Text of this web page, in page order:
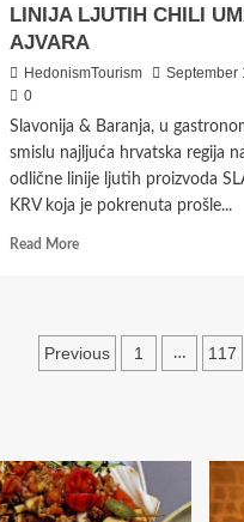
LINIJA LJUTIH CHILI
AJVARA
HedonismTourism
September
0
Slavonija & Baranja, u
smislu najljuća hrvatska regija
odlične linije ljutih proizvoda
KRV koja je pokrenuta prošle...
Read MoreRead
–
UMAKA
I
AJVARA
Posts
Previous 1 … 117